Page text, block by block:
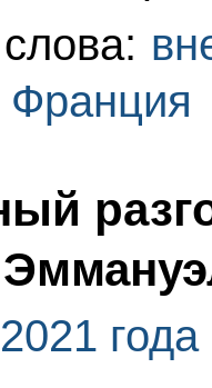
Франция
года